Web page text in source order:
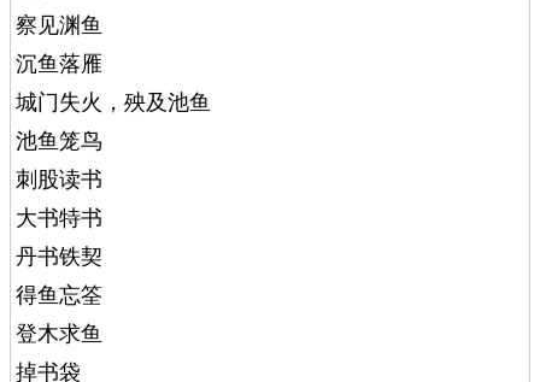
察见渊鱼
沉鱼落雁
城门失火，殃及池鱼
池鱼笼鸟
刺股读书
大书特书
丹书铁契
得鱼忘筌
登木求鱼
掉书袋